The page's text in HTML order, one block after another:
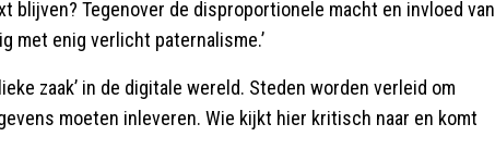
Tegenover de disproportionele macht en invloed van
met enig verlicht paternalisme.’
zaak’ in de digitale wereld. Steden worden verleid om
moeten inleveren. Wie kijkt hier kritisch naar en komt